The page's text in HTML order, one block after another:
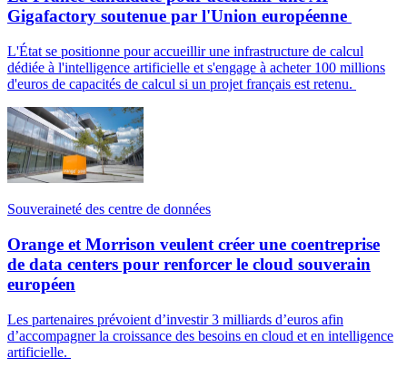
Gigafactory soutenue par l'Union européenne
L'État se positionne pour accueillir une infrastructure de calcul
dédiée à l'intelligence artificielle et s'engage à acheter 100 millions
d'euros de capacités de calcul si un projet français est retenu.
Souveraineté des centre de données
Orange et Morrison veulent créer une coentreprise
de data centers pour renforcer le cloud souverain
européen
Les partenaires prévoient d’investir 3 milliards d’euros afin
d’accompagner la croissance des besoins en cloud et en intelligence
artificielle.